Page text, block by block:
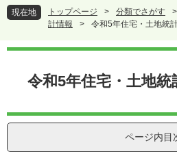
頭
で
。
飛
ば
て
現在地 トップページ > 分類でさがす >
計情報
> 令和5年住宅・土地統
本
令和5年住宅・土地
ページ内目